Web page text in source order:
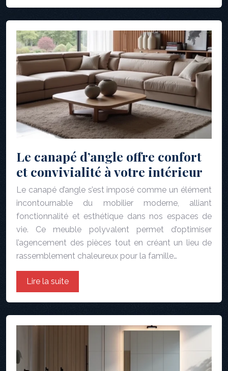
Le canapé d’angle offre confort
et convivialité à votre intérieur
Le canapé d’angle s’est imposé comme un élément
incontournable du mobilier moderne, alliant
fonctionnalité et esthétique dans nos espaces de
vie. Ce meuble polyvalent permet d’optimiser
l’agencement des pièces tout en créant un lieu de
rassemblement chaleureux pour la famille…
Lire la suite